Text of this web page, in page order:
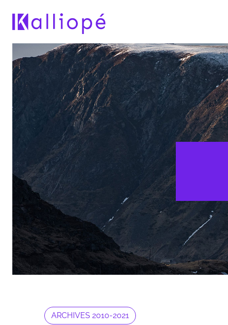
ARCHIVES 2010-2021